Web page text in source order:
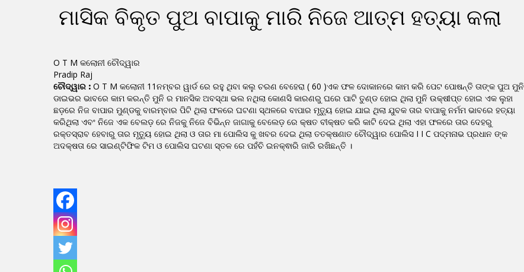
ମାସିକ ବିକୃତ ପୁଅ ବାପାକୁ ମାରି ନିଜେ ଆତ୍ମ ହତ୍ୟା କଲା
O T M କଲୋନୀ ଚୌଦ୍ୱାର
Pradip Raj
ଚୌଦ୍ୱାର : O T M କଲୋନୀ 11ନମ୍ବର ୱାର୍ଡ ରେ ରହୁ ଥିବା କଲୁ ଚରଣ ବେହେରା ( 60 )ଏକ ଫଳ ଦୋକାନରେ କାମ କରି ପେଟ ପୋଷନ୍ତି ତାଙ୍କ ପୁଅ ମୁନି
ଡାଇଭର ଭାବରେ କାମ କରନ୍ତି ମୁନି ର ମାନସିକ ଅବସ୍ଥା ଭଲ ନଥିଲା କୋଣସି କାରଣରୁ ଘରେ ପାଟି ତୁଣ୍ଡ ହୋଇ ଥିଲା ମୁନି ଉକ୍ଷୀପ୍ତ ହୋଇ ଏକ ଲୁହା
ଛଡ଼ରେ ନିଜ ବାପାର ମୁଣ୍ଡକୁ ବାରମ୍ବାର ପିଟି ଥିଲା ଫଳରେ ଘଟଣା ସ୍ଥଳରେ ବାପାର ମୃତ୍ୟୁ ହୋଇ ଯାଇ ଥିଲା ଯୁବକ ତାର ବାପାକୁ ନର୍ମମ ଭାବରେ ହତ୍ୟା
କରିଥିଲା ଏବଂ ନିଜେ ଏକ ବେଲଡ଼ ରେ ନିଜକୁ ନିଜେ ବିଭିନ୍ନ ଜାଗାକୁ ବେଲେଡ଼ ରେ କ୍ଷତ ବୀକ୍ଷତ କରି କାଟି ଦେଇ ଥିଲା ଏହା ଫଳରେ ତାର ଦେହରୁ
ରକ୍ତସ୍ରାବ ହେବାରୁ ତାର ମୃତ୍ୟୁ ହୋଇ ଥିଲା ଓ ତାର ମା ପୋଲିସ କୁ ଖବର ଦେଇ ଥିଲା ତତକ୍ଷଣାତ ଚୌଦ୍ୱାର ପୋଲିସ I I C ପଦ୍ମନାଭ ପ୍ରଧାନ ଙ୍କ
ଅଦକ୍ଷତା ରେ ସାଇଣ୍ଟିଫିକ ଟିମ ଓ ପୋଲିସ ଘଟଣା ସ୍ତଳ ରେ ପହଁଚି ଇନକ୍ଵାରି ଜାରି ରଖିଛନ୍ତି ।